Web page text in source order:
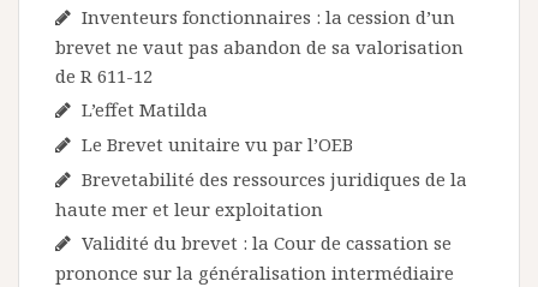
Inventeurs fonctionnaires : la cession d’un
brevet ne vaut pas abandon de sa valorisation
de R 611-12
L’effet Matilda
Le Brevet unitaire vu par l’OEB
Brevetabilité des ressources juridiques de la
haute mer et leur exploitation
Validité du brevet : la Cour de cassation se
prononce sur la généralisation intermédiaire